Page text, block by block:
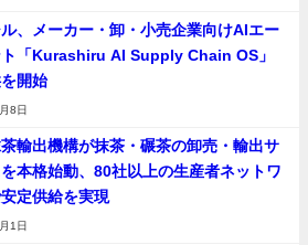
、メーカー・卸・小売企業向けAIエー
ト「Kurashiru AI Supply Chain OS」
開始
8日
茶輸出機構が抹茶・碾茶の卸売・輸出サ
本格始動、80社以上の生産者ネットワ
定供給を実現
1日